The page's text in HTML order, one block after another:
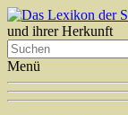
und ihrer Herkunft
Menü